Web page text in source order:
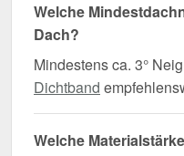
Welche
Dach?
Mindestens ca. 3°
Dichtband
Welche